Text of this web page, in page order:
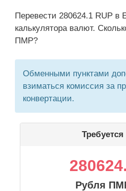
Перевести 280624.1 RUP в
калькулятора валют.
ПМР?
Обменными пунктами
взиматься комиссия за
конвертации.
Требуется
Рубля